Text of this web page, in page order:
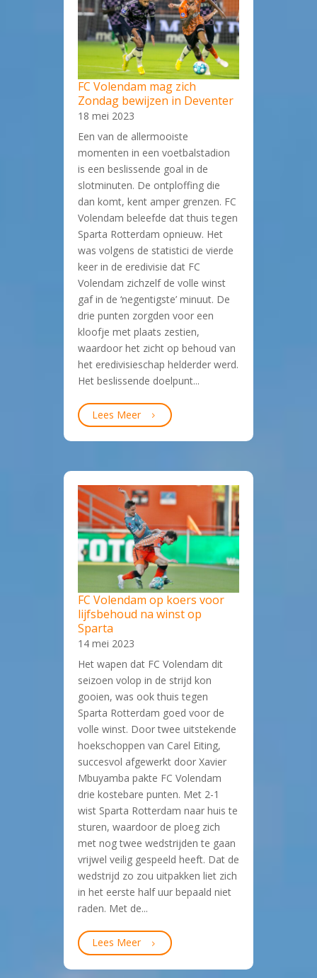
FC Volendam mag zich
Zondag bewijzen in Deventer
18 mei 2023
Een van de allermooiste
momenten in een voetbalstadion
is een beslissende goal in de
slotminuten. De ontploffing die
dan komt, kent amper grenzen. FC
Volendam beleefde dat thuis tegen
Sparta Rotterdam opnieuw. Het
was volgens de statistici de vierde
keer in de eredivisie dat FC
Volendam zichzelf de volle winst
gaf in de ‘negentigste’ minuut. De
drie punten zorgden voor een
kloofje met plaats zestien,
waardoor het zicht op behoud van
het eredivisieschap helderder werd.
Het beslissende doelpunt...
Lees Meer
FC Volendam op koers voor
lijfsbehoud na winst op
Sparta
14 mei 2023
Het wapen dat FC Volendam dit
seizoen volop in de strijd kon
gooien, was ook thuis tegen
Sparta Rotterdam goed voor de
volle winst. Door twee uitstekende
hoekschoppen van Carel Eiting,
succesvol afgewerkt door Xavier
Mbuyamba pakte FC Volendam
drie kostebare punten. Met 2-1
wist Sparta Rotterdam naar huis te
sturen, waardoor de ploeg zich
met nog twee wedstrijden te gaan
vrijwel veilig gespeeld heeft. Dat de
wedstrijd zo zou uitpakken liet zich
in het eerste half uur bepaald niet
raden. Met de...
Lees Meer